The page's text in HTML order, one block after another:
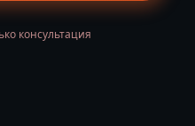
консультация